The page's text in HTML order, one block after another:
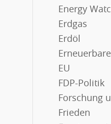
Energy
Erdgas
Erdöl
EU
FDP-Politik
Forschung
Frieden